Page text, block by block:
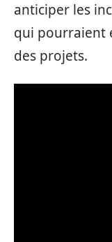
anticiper les
qui pourraient
des projets.